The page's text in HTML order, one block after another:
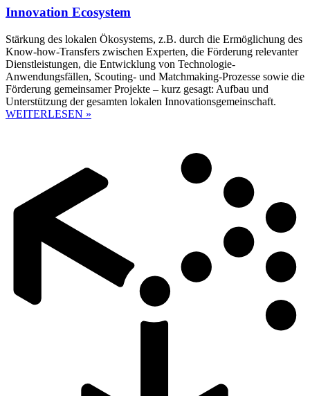
Innovation Ecosystem
Stärkung des lokalen Ökosystems, z.B. durch die Ermöglichung des
Know-how-Transfers zwischen Experten, die Förderung relevanter
Dienstleistungen, die Entwicklung von Technologie-
Anwendungsfällen, Scouting- und Matchmaking-Prozesse sowie die
Förderung gemeinsamer Projekte – kurz gesagt: Aufbau und
Unterstützung der gesamten lokalen Innovationsgemeinschaft.
WEITERLESEN »